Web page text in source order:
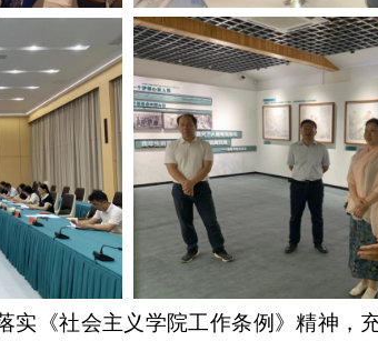
实《社会主义学院工作条例》精神，